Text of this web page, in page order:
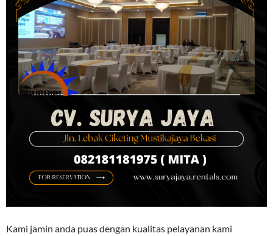
Kami jamin anda puas dengan kualitas pelayanan kami